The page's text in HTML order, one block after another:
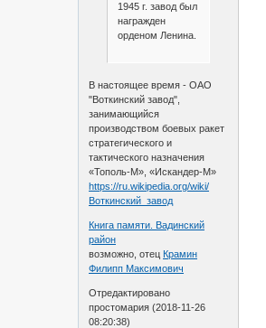
1945 г. завод был
награжден
орденом Ленина.
В настоящее время - ОАО
"Воткинский завод",
занимающийся
производством боевых ракет
стратегического и
тактического назначения
«Тополь-М», «Искандер-М»
https://ru.wikipedia.org/wiki/
Воткинский_завод
Книга памяти. Вадинский
район
возможно, отец Крамин
Филипп Максимович
Отредактировано
простомария (2018-11-26
08:20:38)